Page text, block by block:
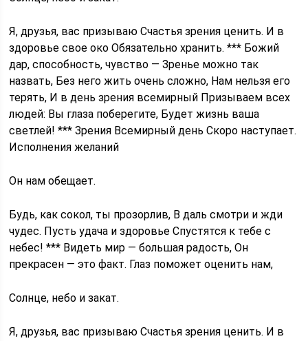
Я, друзья, вас призываю Счастья зрения ценить. И в
здоровье свое око Обязательно хранить. *** Божий
дар, способность, чувство — Зренье можно так
назвать, Без него жить очень сложно, Нам нельзя его
терять, И в день зрения всемирный Призываем всех
людей: Вы глаза поберегите, Будет жизнь ваша
светлей! *** Зрения Всемирный день Скоро наступает.
Исполнения желаний
Он нам обещает.
Будь, как сокол, ты прозорлив, В даль смотри и жди
чудес. Пусть удача и здоровье Спустятся к тебе с
небес! *** Видеть мир — большая радость, Он
прекрасен — это факт. Глаз поможет оценить нам,
Солнце, небо и закат.
Я, друзья, вас призываю Счастья зрения ценить. И в